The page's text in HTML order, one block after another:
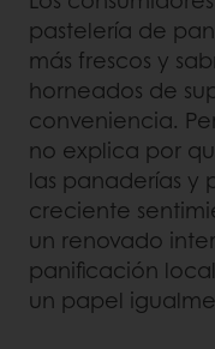
pastelería de
más frescos y
horneados de
conveniencia.
no explica por
las panaderías y
creciente
un renovado
panificación
un papel